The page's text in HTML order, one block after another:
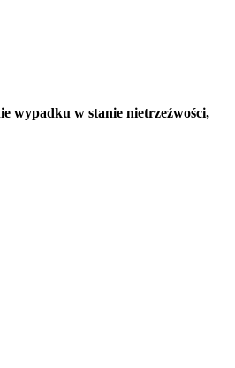
wypadku w stanie nietrzeźwości,